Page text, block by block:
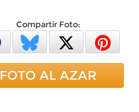
Compartir Foto:
FOTO AL AZAR